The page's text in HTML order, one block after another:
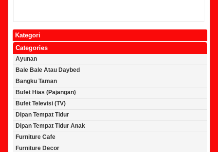
Kategori
Categories
Ayunan
Bale Bale Atau Daybed
Bangku Taman
Bufet Hias (Pajangan)
Bufet Televisi (TV)
Dipan Tempat Tidur
Dipan Tempat Tidur Anak
Furniture Cafe
Furniture Decor